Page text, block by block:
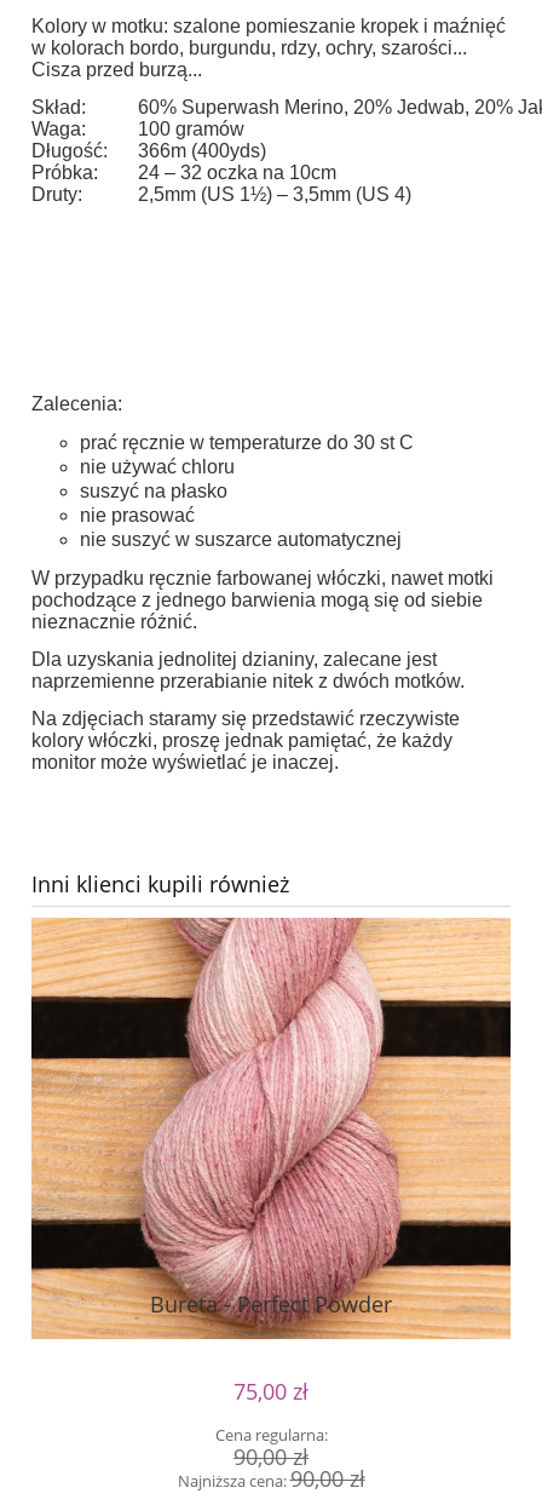
Kolory w motku: szalone pomieszanie kropek i maźnięć
w kolorach bordo, burgundu, rdzy, ochry, szarości...
Cisza przed burzą...
Skład:
60% Superwash Merino, 20% Jedwab, 20%
Waga:
100 gramów
Długość:
366m (400yds)
Próbka:
24 – 32 oczka na 10cm
Druty:
2,5mm (US 1½) – 3,5mm (US 4)
Zalecenia:
prać ręcznie w temperaturze do 30 st C
nie używać chloru
suszyć na płasko
nie prasować
nie suszyć w suszarce automatycznej
W przypadku ręcznie farbowanej włóczki, nawet motki
pochodzące z jednego barwienia mogą się od siebie
nieznacznie różnić.
Dla uzyskania jednolitej dzianiny, zalecane jest
naprzemienne przerabianie nitek z dwóch motków.
Na zdjęciach staramy się przedstawić rzeczywiste
kolory włóczki, proszę jednak pamiętać, że każdy
monitor może wyświetlać je inaczej.
Inni klienci kupili również
Bureta - Perfect Powder
75,00 zł
Cena regularna:
90,00 zł
Najniższa cena:90,00 zł